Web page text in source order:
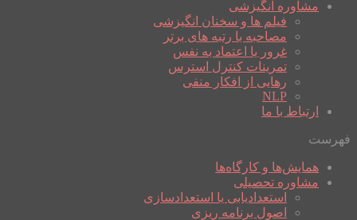
مشاوره انگیزشی
فیلم ها و سخنان انگیزشی
مصاحبه با رتبه های برتر
غرور یا اعتماد به نفس
تمرینات کنترل استرس
رهایی از افکار منفی
NLP
ارتباط با ما
فهرست
همایش‌ها و کارگاه‌ها
مشاوره تحصیلی
استعدادیابی یا استعدادسازی
اصول برنامه ریزی